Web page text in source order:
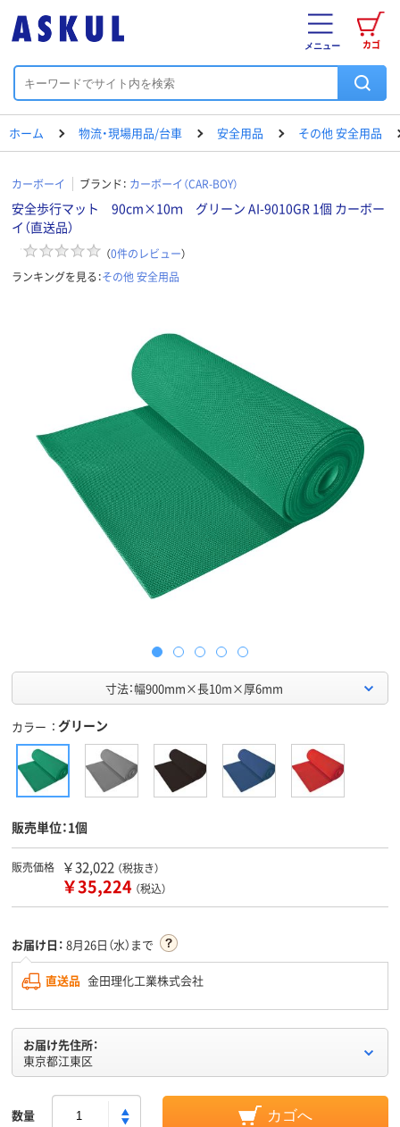
カゴ
メニュー
ホーム 物流・現場用品/台車 安全用品 その他 安全用品
カーボーイ ブランド： カーボーイ（CAR-BOY）
安全歩行マット 90cm×10ｍ グリーン AI-9010GR 1個 カーボー
イ（直送品）
（0件のレビュー）
ランキングを見る：その他 安全用品
寸法：幅900mm×長10m×厚6mm
カラー グリーン
販売単位：1個
販売価格 ￥32,022 （税抜き）
￥35,224 （税込）
お届け日： 8月26日（水）まで
直送品 金田理化工業株式会社
お届け先住所：
東京都江東区
数量 カゴへ